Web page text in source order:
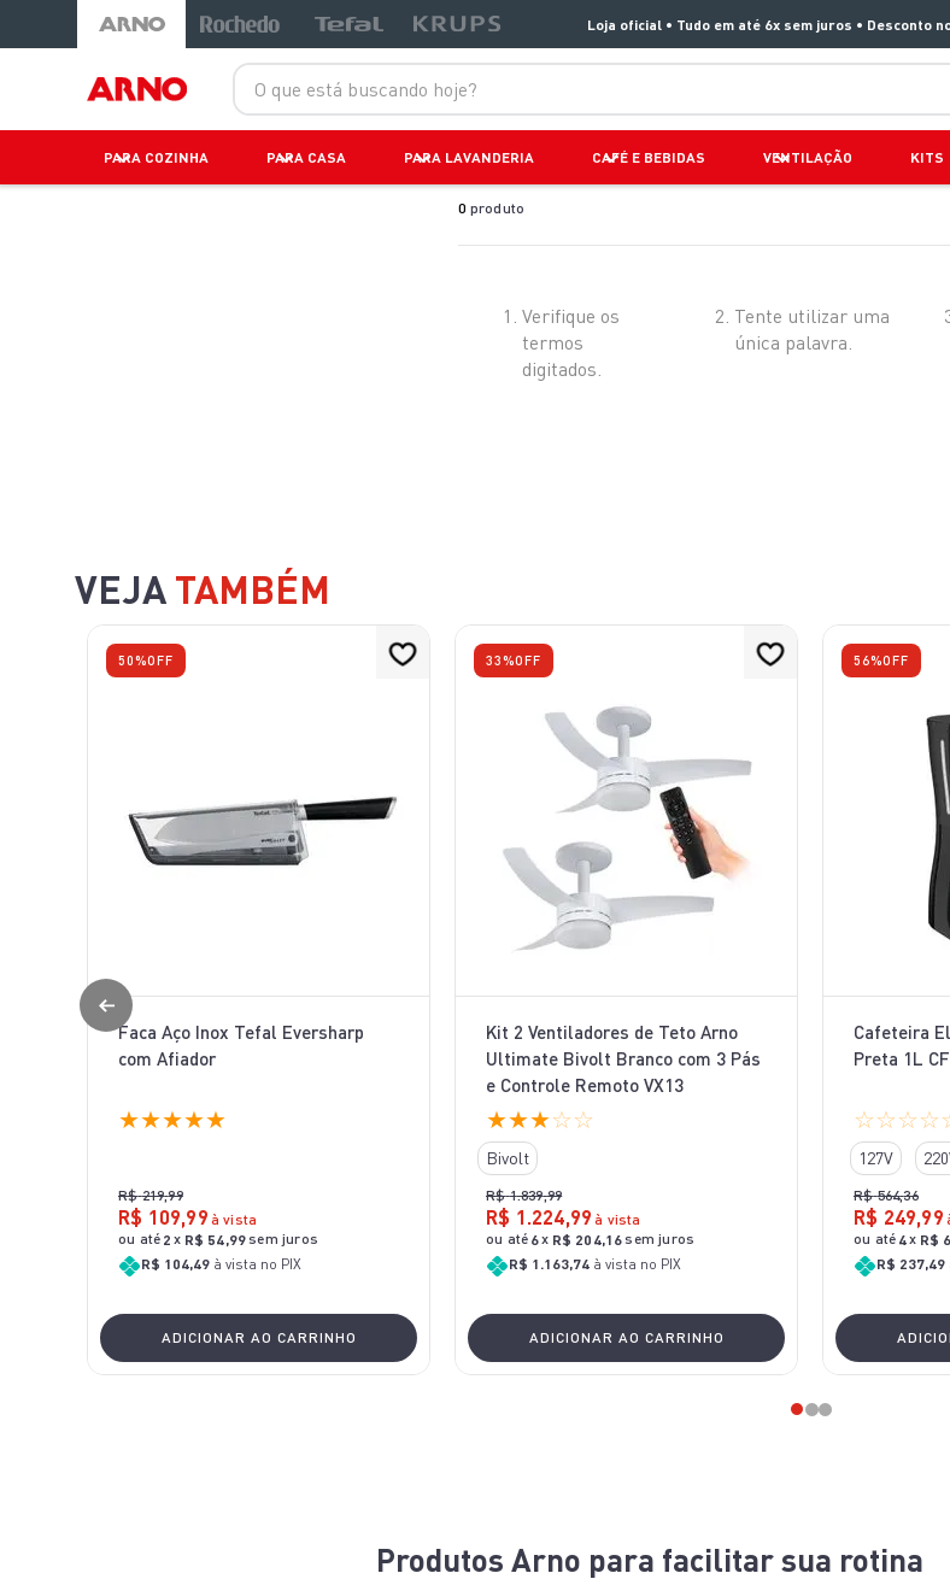
Loja oficial • Tudo em até 6x sem juros • Desconto
O que está buscando hoje?
PARA COZINHA PARA CASA PARA LAVANDERIA CAFÉ E BEBIDAS VENTILAÇÃO KITS
0 produto
Verifique os
termos
digitados.
Tente utilizar uma
única palavra.
VEJA TAMBÉM
50%OFF
Faca Aço Inox Tefal Eversharp
com Afiador
★★★★★
R$ 219,99
R$ 109,99 à vista
ou até 2 x R$ 54,99sem juros
R$ 104,49 à vista no PIX
ADICIONAR AO CARRINHO
33%OFF
Kit 2 Ventiladores de Teto Arno
Ultimate Bivolt Branco com 3 Pás
e Controle Remoto VX13
★★★☆☆
Bivolt
R$ 1.839,99
R$ 1 .224,99 à vista
ou até 6x R$ 204,16sem juros
R$ 1.163,74 à vista no PIX
ADICIONAR AO CARRINHO
56%OFF
Cafeteira
Preta 1L
☆☆☆☆
127V
R$ 564,36
R$ 249,99
ou até 4x R$
R$ 237,49
Produtos Arno para facilitar sua rotina
5